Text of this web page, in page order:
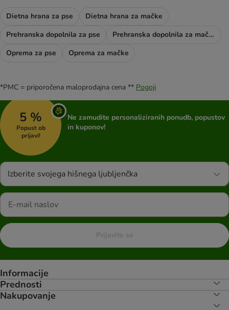
Dietna hrana za pse
Dietna hrana za mačke
Prehranska dopolnila za pse
Prehranska dopolnila za mačke
Oprema za pse
Oprema za mačke
*PMC = priporočena maloprodajna cena ** Pogoji
5 %
Popust ob
prijavi!
Ne zamudite personaliziranih ponudb, popustov
in kuponov!
Izberite svojega hišnega ljubljenčka
Prijavite se
Informacije
Prednosti
Nakupovanje